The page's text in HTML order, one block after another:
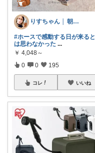
りすちゃん │ 朝コレ
#ホースで感動する日が来ると
は思わなかった ...
￥ 4,048～
0 0 195
コレ いいね